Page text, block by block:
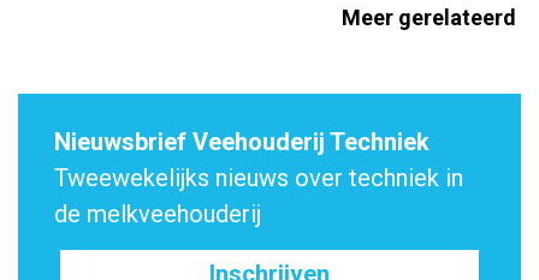
Meer gerelateerd
Nieuwsbrief Veehouderij Techniek
Tweewekelijks nieuws over techniek in
de melkveehouderij
Inschrijven